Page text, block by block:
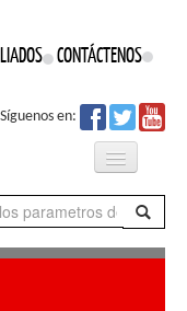
CONTÁCTENOS
Síguenos en: